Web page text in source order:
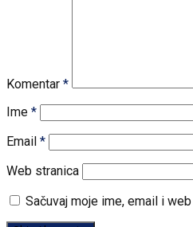
Komentar *
Ime *
Email *
Web stranica
Sačuvaj moje ime, email i